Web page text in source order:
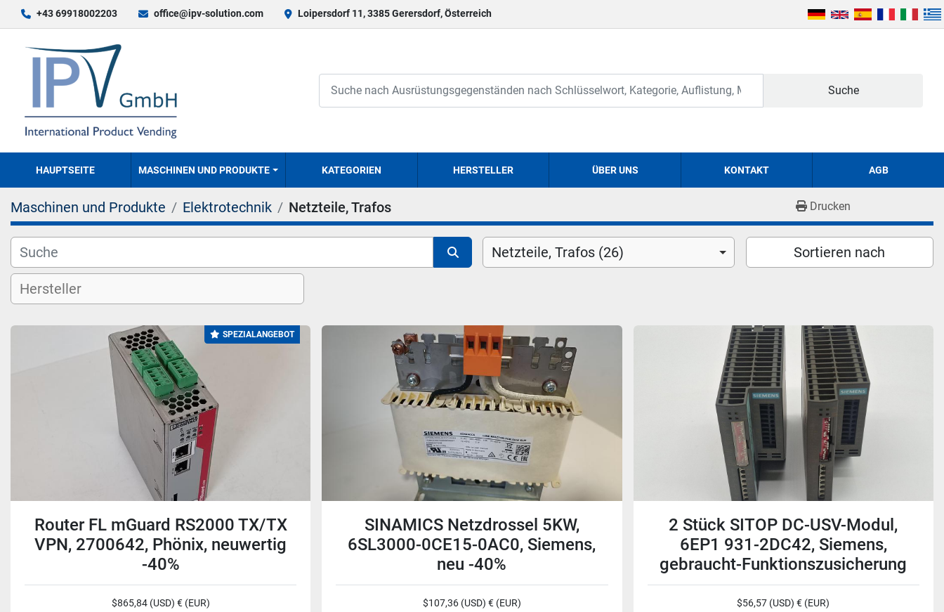
+43 69918002203 office@ipv-solution.com Loipersdorf 11, 3385 Gerersdorf, Österreich
Suche
HAUPTSEITE MASCHINEN UND PRODUKTE KATEGORIEN HERSTELLER ÜBER UNS KONTAKT AGB
Maschinen und Produkte Elektrotechnik Netzteile, Trafos Drucken
Netzteile, Trafos (26) Sortieren nach
SPEZIALANGEBOT
Router FL mGuard RS2000 TX/TX
VPN, 2700642, Phönix, neuwertig
-40%
$865,84 (USD) € (EUR)
SINAMICS Netzdrossel 5KW,
6SL3000-0CE15-0AC0, Siemens,
neu -40%
$107,36 (USD) € (EUR)
2 Stück SITOP DC-USV-Modul,
6EP1 931-2DC42, Siemens,
gebraucht-Funktionszusicherung
$56,57 (USD) € (EUR)